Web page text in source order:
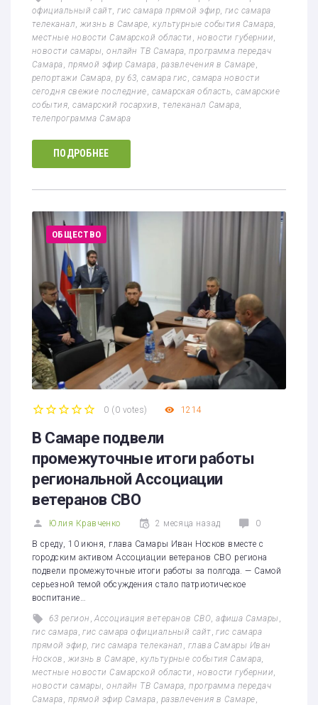
официальный сайт,гис самара прямой эфир, гис самара
телеканал, жизнь в Самаре,культурные события Самара,
местные новости Самарской области , новости губернии,
новости самары,онлайн ТВ Самара,программа передач
Самара, прямой эфир Самара, развлечения в Самаре,
репортажи Самара,ру 63,самара гис, самара новости
сегодня свежие последние, самарская область,самарские
события,самарский госархив,телеканал Самара,
телепрограмма Самара
ПОДРОБНЕЕ
ОБЩЕСТВО
0 ( 0 votes) 1214
В Самаре подвели
промежуточные итоги работы
региональной Ассоциации
ветеранов СВО
Юлия Кравченко 2 месяца назад 0
В среду, 10 июня, глава Самары Иван Носков вместе с
городским активом Ассоциации ветеранов СВО региона
подвели промежуточные итоги работы за полгода. — Самой
серьезной темой обсуждения стало патриотическое
воспитание…
63 регион ,Ассоциация ветеранов СВО,афиша Самары ,
гис самара,гис самара официальный сайт,гис самара
прямой эфир, гис самара телеканал , глава Самары Иван
Носков , жизнь в Самаре, культурные события Самара,
местные новости Самарской области , новости губернии,
новости самары,онлайн ТВ Самара,программа передач
Самара, прямой эфир Самара, развлечения в Самаре,